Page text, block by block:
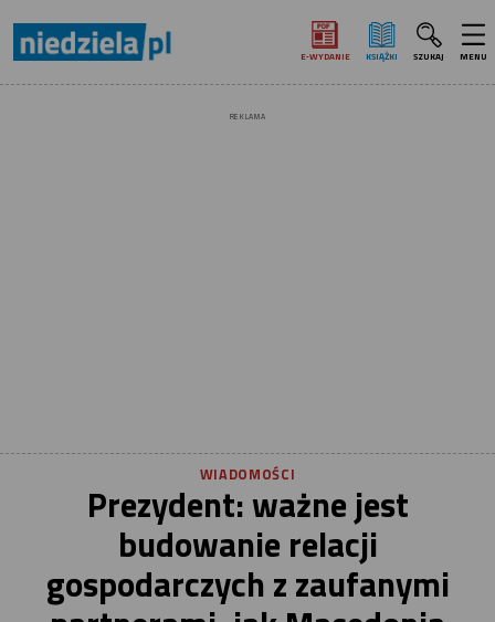
E‑WYDANIE KSIĄŻKI SZUKAJ MENU
REKLAMA
WIADOMOŚCI
Prezydent: ważne jest
budowanie relacji
gospodarczych z zaufanymi